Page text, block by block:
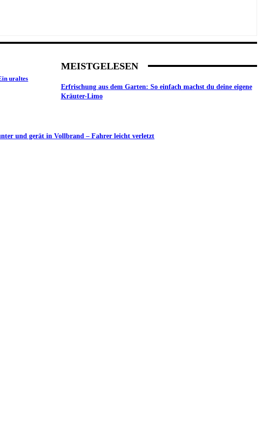
uraltes
MEISTGELESEN
Erfrischung aus dem Garten: So einfach machst du deine eigene
Kräuter-Limo
und gerät in Vollbrand – Fahrer leicht verletzt